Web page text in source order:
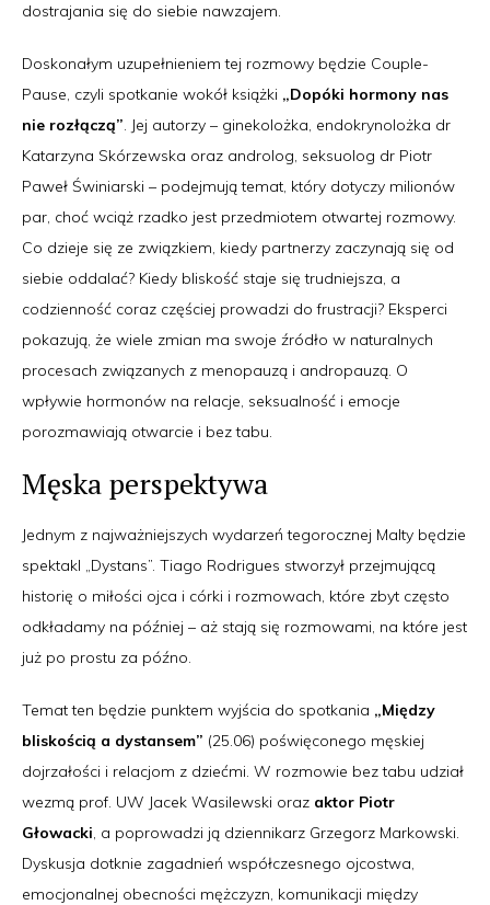
dostrajania się do siebie nawzajem.
Doskonałym uzupełnieniem tej rozmowy będzie Couple-
Pause, czyli spotkanie wokół książki „Dopóki hormony nas
nie rozłączą”. Jej autorzy – ginekolożka, endokrynolożka dr
Katarzyna Skórzewska oraz androlog, seksuolog dr Piotr
Paweł Świniarski – podejmują temat, który dotyczy milionów
par, choć wciąż rzadko jest przedmiotem otwartej rozmowy.
Co dzieje się ze związkiem, kiedy partnerzy zaczynają się od
siebie oddalać? Kiedy bliskość staje się trudniejsza, a
codzienność coraz częściej prowadzi do frustracji? Eksperci
pokazują, że wiele zmian ma swoje źródło w naturalnych
procesach związanych z menopauzą i andropauzą. O
wpływie hormonów na relacje, seksualność i emocje
porozmawiają otwarcie i bez tabu.
Męska perspektywa
Jednym z najważniejszych wydarzeń tegorocznej Malty będzie
spektakl „Dystans”. Tiago Rodrigues stworzył przejmującą
historię o miłości ojca i córki i rozmowach, które zbyt często
odkładamy na później – aż stają się rozmowami, na które jest
już po prostu za późno.
Temat ten będzie punktem wyjścia do spotkania „Między
bliskością a dystansem” (25.06) poświęconego męskiej
dojrzałości i relacjom z dziećmi. W rozmowie bez tabu udział
wezmą prof. UW Jacek Wasilewski oraz aktor Piotr
Głowacki, a poprowadzi ją dziennikarz Grzegorz Markowski.
Dyskusja dotknie zagadnień współczesnego ojcostwa,
emocjonalnej obecności mężczyzn, komunikacji między